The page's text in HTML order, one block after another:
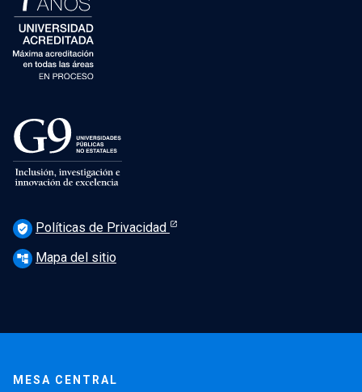
verified_user Políticas de Privacidad
account_tree Mapa del sitio
MESA CENTRAL